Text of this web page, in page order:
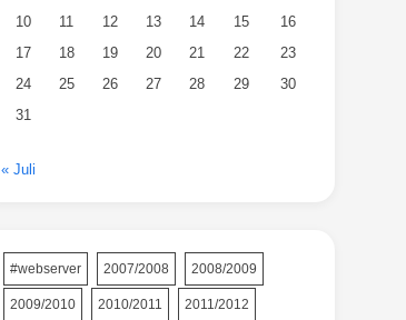
10
11 12 13 14 15
16
17
18 19 20 21 22
23
24
25 26 27 28 29
30
31
« Juli
#webserver 2007/2008 2008/2009
2009/2010 2010/2011 2011/2012